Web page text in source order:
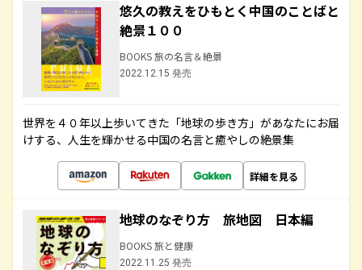
悠久の教えをひもとく中国のことばと
絶景１００
BOOKS 旅の名言＆絶景
2022.12.15 発売
世界を４０年以上歩いてきた「地球の歩き方」があなたにお届
けする、人生を輝かせる中国の名言と癒やしの絶景集
詳細を見る
地球のなぞり方 旅地図 日本編
BOOKS 旅と健康
2022.11.25 発売